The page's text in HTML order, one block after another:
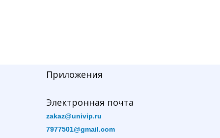
Приложения
Электронная почта
zakaz@univip.ru
7977501@gmail.com